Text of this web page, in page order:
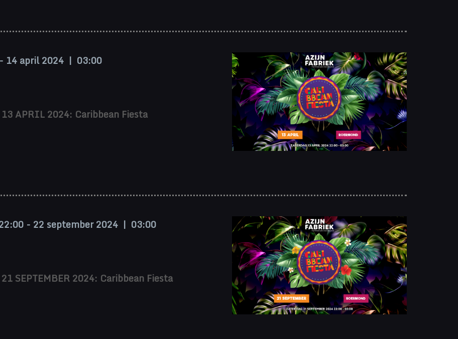
14 april 2024 | 03:00
APRIL 2024: Caribbean Fiesta
- 22 september 2024 | 03:00
SEPTEMBER 2024: Caribbean Fiesta